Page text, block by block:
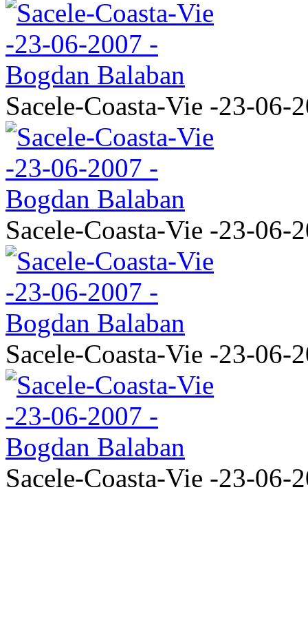
Sacele-Coasta-Vie -23-06-
Sacele-Coasta-Vie -23-06-
Sacele-Coasta-Vie -23-06-
Sacele-Coasta-Vie -23-06-